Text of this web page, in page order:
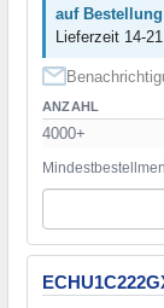
auf
Lieferzeit 14-
ANZAHL
4000+